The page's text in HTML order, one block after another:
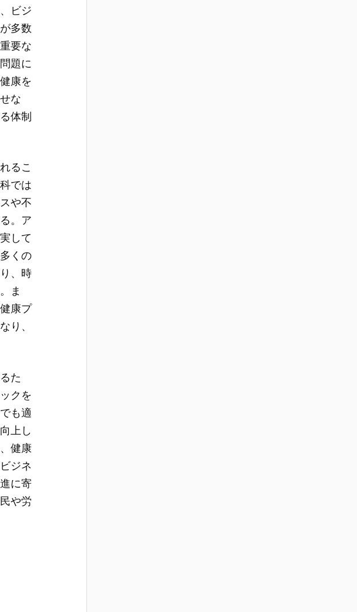
ビジ
多数
要な
題に
康を
な
体制
るこ
では
や不
。ア
して
くの
、時
ま
康プ
り、
た
クを
も適
上し
健康
ジネ
に寄
や労